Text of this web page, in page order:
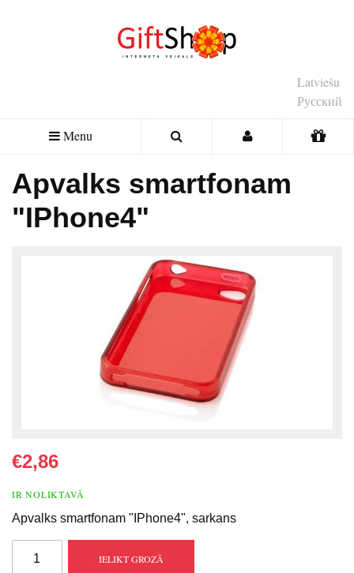
Latviešu
Русский
Menu
Apvalks smartfonam
"IPhone4"
€2,86
IR NOLIKTAVĀ
Apvalks smartfonam "IPhone4", sarkans
IELIKT GROZĀ